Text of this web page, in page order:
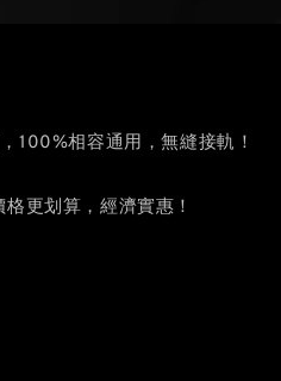
100%相容通用，無縫接軌！
更划算，經濟實惠！